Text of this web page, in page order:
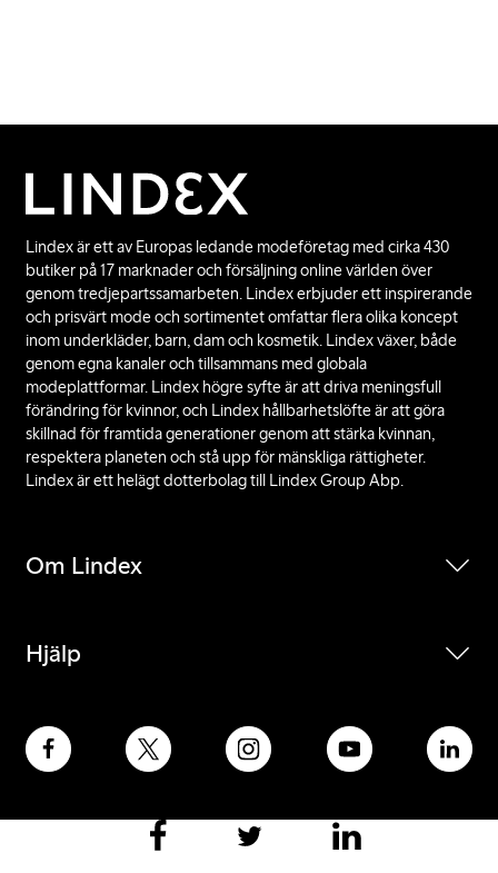
Lindex är ett av Europas ledande modeföretag med cirka 430
butiker på 17 marknader och försäljning online världen över
genom tredjepartssamarbeten. Lindex erbjuder ett inspirerande
och prisvärt mode och sortimentet omfattar flera olika koncept
inom underkläder, barn, dam och kosmetik. Lindex växer, både
genom egna kanaler och tillsammans med globala
modeplattformar. Lindex högre syfte är att driva meningsfull
förändring för kvinnor, och Lindex hållbarhetslöfte är att göra
skillnad för framtida generationer genom att stärka kvinnan,
respektera planeten och stå upp för mänskliga rättigheter.
Lindex är ett helägt dotterbolag till Lindex Group Abp.
Om Lindex
Hjälp